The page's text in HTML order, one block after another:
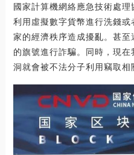
國家計算機網絡應急技術處
利用虛擬數字貨幣進行洗錢
家的經濟秩序造成擾亂。甚
的旗號進行詐騙。同時，現
洞就會被不法分子利用竊取相